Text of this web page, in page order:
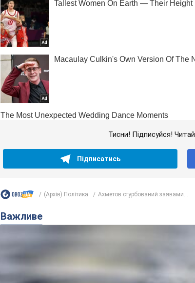
Тисни! Підписуйся!
Підписатись
(Архів) Політика Ахметов стурбований заявами...
Важливе